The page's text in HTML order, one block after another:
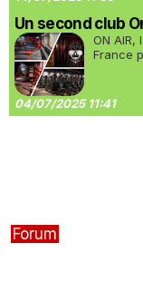
Un second club
ON
France
04/07/2025 11:41
Forum